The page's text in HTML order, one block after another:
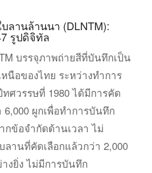
านล้านนา (DLNTM):
รูปดิจิทัล
บรรจุภาพถ่ายสีที่บันทึกเป็น
นือของไทย ระหว่างทำการ
ศวรรษที่ 1980 ได้มีการคัด
ผูกเพื่อทำการบันทึก
กข้อจำกัดด้านเวลา ไม่
านที่คัดเลือกแล้วกว่า 2,000
งยิ่ง ไม่มีการบันทึก